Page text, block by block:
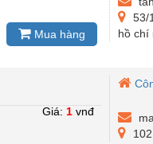
Mua hàng
53/
hồ chí
Giá: 1vnđ